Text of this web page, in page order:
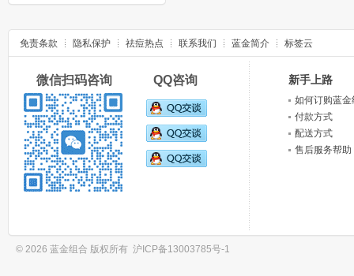
免责条款 隐私保护 祛痘热点 联系我们 蓝金简介 标签云
微信扫码咨询 QQ咨询 新手上路
如何订购蓝金
付款方式
配送方式
售后服务帮助
© 2026 蓝金组合 版权所有 沪ICP备13003785号-1